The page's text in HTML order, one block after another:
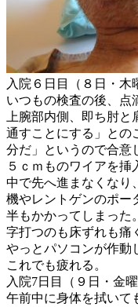
入院６日目（８日・木
いつもの検査の後、点
上腕部内側、即ち肘
通すことにする」との
分だ」というので合意
５ｃｍものワイアを
中で先へ進まなくなり
機やレントゲンのポー
半もかかってしまった
字打つのも床ずれも痛
やっとパソコンが作動
これでも疲れる。
入院7日目（９日・金曜
午前中に身体を拭いて